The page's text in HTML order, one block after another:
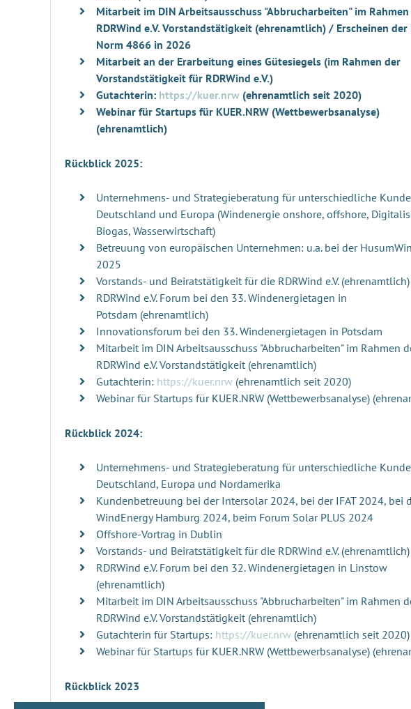
Mitarbeit im DIN Arbeitsausschuss "Abbrucharbeiten" im
RDRWind e.V. Vorstandstätigkeit (ehrenamtlich) / Erscheinen der
Norm 4866 in 2026
Mitarbeit an der Erarbeitung eines Gütesiegels (im Rahmen der
Vorstandstätigkeit für RDRWind e.V.)
Gutachterin: https://kuer.nrw (ehrenamtlich seit 2020)
Webinar für Startups für KUER.NRW (Wettbewerbsanalyse)
(ehrenamtlich)
Rückblick 2025:
Unternehmens- und Strategieberatung für unterschiedliche
Deutschland und Europa (Windenergie onshore, offshore,
Biogas, Wasserwirtschaft)
Betreuung von europäischen Unternehmen: u.a. bei der
2025
Vorstands- und Beiratstätigkeit für die RDRWind e.V. (ehrenamtlich)
RDRWind e.V. Forum bei den 33. Windenergietagen in
Potsdam (ehrenamtlich)
Innovationsforum bei den 33. Windenergietagen in Potsdam
Mitarbeit im DIN Arbeitsausschuss "Abbrucharbeiten" im Rahmen
RDRWind e.V. Vorstandstätigkeit (ehrenamtlich)
Gutachterin: https://kuer.nrw (ehrenamtlich seit 2020)
Webinar für Startups für KUER.NRW (Wettbewerbsanalyse)
Rückblick 2024:
Unternehmens- und Strategieberatung für unterschiedliche
Deutschland, Europa und Nordamerika
Kundenbetreuung bei der Intersolar 2024, bei der IFAT 2024, bei
WindEnergy Hamburg 2024, beim Forum Solar PLUS 2024
Offshore-Vortrag in Dublin
Vorstands- und Beiratstätigkeit für die RDRWind e.V. (ehrenamtlich)
RDRWind e.V. Forum bei den 32. Windenergietagen in Linstow
(ehrenamtlich)
Mitarbeit im DIN Arbeitsausschuss "Abbrucharbeiten" im Rahmen
RDRWind e.V. Vorstandstätigkeit (ehrenamtlich)
Gutachterin für Startups: https://kuer.nrw (ehrenamtlich seit 2020)
Webinar für Startups für KUER.NRW (Wettbewerbsanalyse)
Rückblick 2023